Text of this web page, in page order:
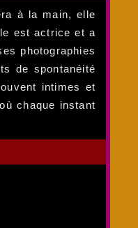
à la main, elle
est actrice et a
photographies
de spontanéité
intimes et
chaque instant